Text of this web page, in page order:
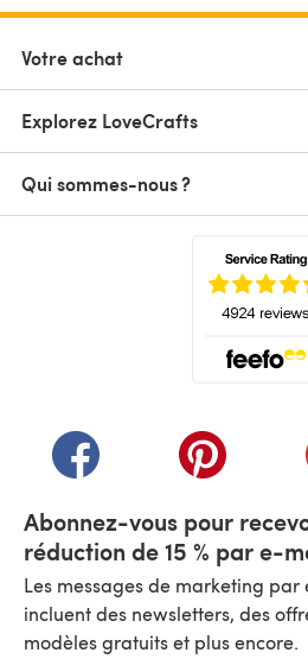
Votre achat
Explorez LoveCrafts
Qui sommes-nous ?
(s'ouvre dans un nouvel
(s'ouvre
Abonnez-vous pour
réduction de 15 % par e-
Les messages de marketing
incluent des newsletters, des
modèles gratuits et plus encore.